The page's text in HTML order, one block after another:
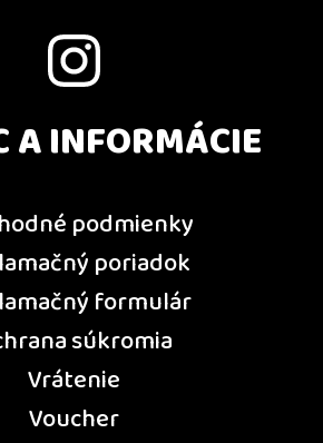
A INFORMÁCIE
podmienky
poriadok
formulár
súkromia
Vrátenie
Voucher